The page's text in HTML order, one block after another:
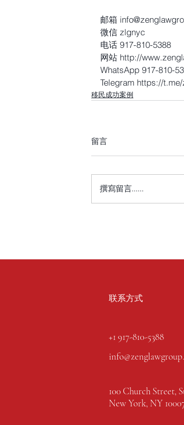
邮箱
微信 zlgnyc
电话 917-810-5388
网站 http://
WhatsApp 917-810-
Telegram https://
移民成功案例
留言
撰寫留言......
联系方式
+1 917-810-5388
100 Church Street,
New York, NY